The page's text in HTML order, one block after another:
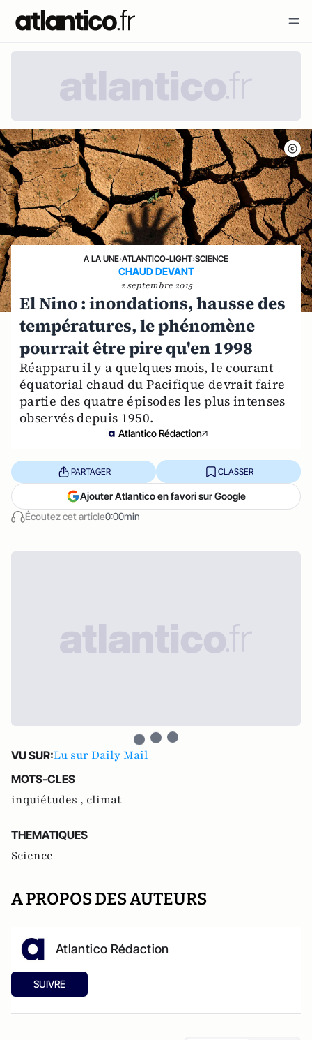
A LA UNE›ATLANTICO-LIGHT›SCIENCE
CHAUD DEVANT
2 septembre 2015
El Nino : inondations, hausse des
températures, le phénomène
pourrait être pire qu'en 1998
Réapparu il y a quelques mois, le courant
équatorial chaud du Pacifique devrait faire
partie des quatre épisodes les plus intenses
observés depuis 1950.
Atlantico Rédaction
Écoutez cet article0:00min
PARTAGER CLASSER
Ajouter Atlantico en favori sur Google
VU SUR:Lu sur Daily Mail
MOTS-CLES
inquiétudes , climat
THEMATIQUES
Science
A PROPOS DES AUTEURS
Atlantico Rédaction
SUIVRE